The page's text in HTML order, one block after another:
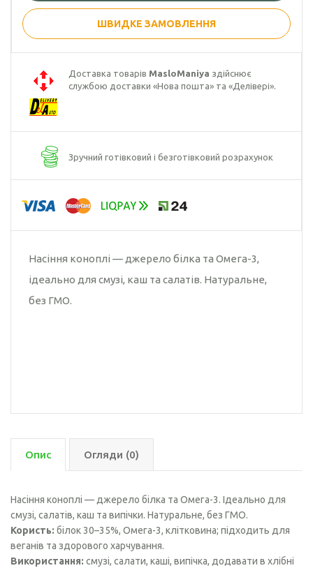
Гарбузова олія
Чорного кмину
Часникова олія
кондитерського
соняшника
Кокосова олія
ШВИДКЕ ЗАМОВЛЕННЯ
Доставка товарів MasloManiya здійснює
службою доставки «Нова пошта» та «Делівері».
Зручний готівковий і безготівковий розрахунок
Насіння коноплі — джерело білка та Омега-3,
ідеально для смузі, каш та салатів. Натуральне,
без ГМО.
Опис Огляди (0)
Насіння коноплі — джерело білка та Омега-3. Ідеально для
смузі, салатів, каш та випічки. Натуральне, без ГМО.
Користь: білок 30–35%, Омега-3, клітковина; підходить для
веганів та здорового харчування.
Використання: смузі, салати, каші, випічка, додавати в хлібні